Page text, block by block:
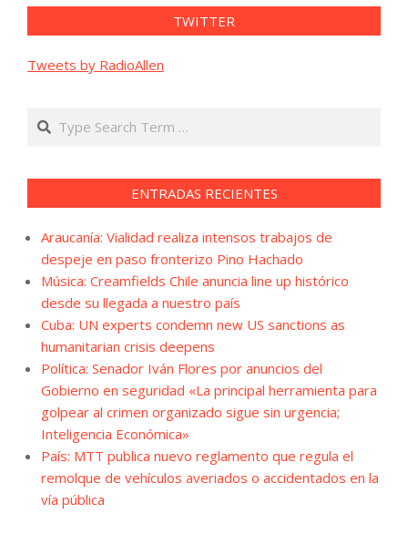
TWITTER
Tweets by RadioAllen
Search
ENTRADAS RECIENTES
Araucanía: Vialidad realiza intensos trabajos de
despeje en paso fronterizo Pino Hachado
Música: Creamfields Chile anuncia line up histórico
desde su llegada a nuestro país
Cuba: UN experts condemn new US sanctions as
humanitarian crisis deepens
Política: Senador Iván Flores por anuncios del
Gobierno en seguridad «La principal herramienta para
golpear al crimen organizado sigue sin urgencia;
Inteligencia Económica»
País: MTT publica nuevo reglamento que regula el
remolque de vehículos averiados o accidentados en la
vía pública